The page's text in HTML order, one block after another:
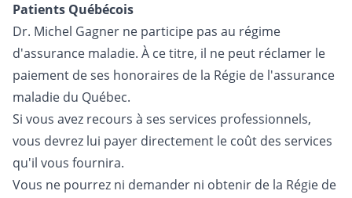
Patients Québécois
Dr. Michel Gagner ne participe pas au régime
d'assurance maladie. À ce titre, il ne peut réclamer le
paiement de ses honoraires de la Régie de l'assurance
maladie du Québec.
Si vous avez recours à ses services professionnels,
vous devrez lui payer directement le coût des services
qu'il vous fournira.
Vous ne pourrez ni demander ni obtenir de la Régie de